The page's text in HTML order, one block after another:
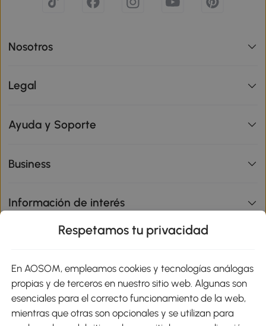
Nosotros
Legal
Ayuda y Soporte
Business
Información de interés
Métodos de Pago
Respetamos tu privacidad
En AOSOM, empleamos cookies y tecnologías análogas
propias y de terceros en nuestro sitio web. Algunas son
esenciales para el correcto funcionamiento de la web,
mientras que otras son opcionales y se utilizan para